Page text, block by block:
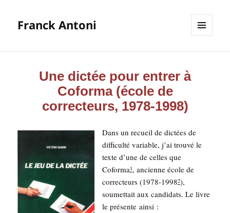
Franck Antoni
ET
Une dictée pour entrer à
Coforma (école de
correcteurs, 1978-1998)
Dans un recueil de dic­tées de
dif­fi­cul­té variable, j’ai trou­vé le
texte d’une de celles que
Cofor­ma1, ancienne école de
cor­rec­teurs (1978-19982),
sou­met­tait aux can­di­dats. Le livre
le pré­sente ainsi :